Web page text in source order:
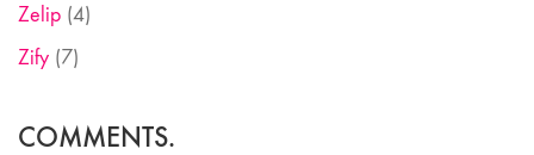
Zelip (4)
Zify (7)
COMMENTS.